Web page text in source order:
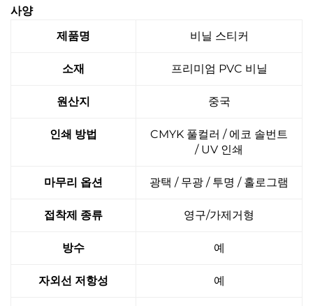
사양
제품명
비닐 스티커
소재 프리미엄 PVC 비닐
원산지 중국
인쇄 방법
CMYK 풀컬러 / 에코 솔번트
/ UV 인쇄
마무리 옵션 광택 / 무광 / 투명 / 홀로그램
접착제 종류 영구/가제거형
방수 예
자외선 저항성 예